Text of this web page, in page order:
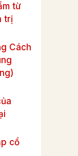
từ
trị
Cách
cổ